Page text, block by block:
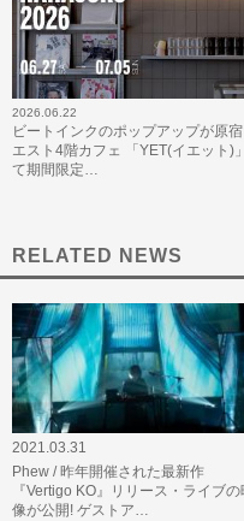
2026.06.22
ビートインクのポップアップが原宿
エスト4階カフェ 「YET(イエット)
て期間限定…
RELATED NEWS
2021.03.31
Phew / 昨年開催された最新作
『Vertigo KO』リリース・ライブの
像が公開! ゲストア…